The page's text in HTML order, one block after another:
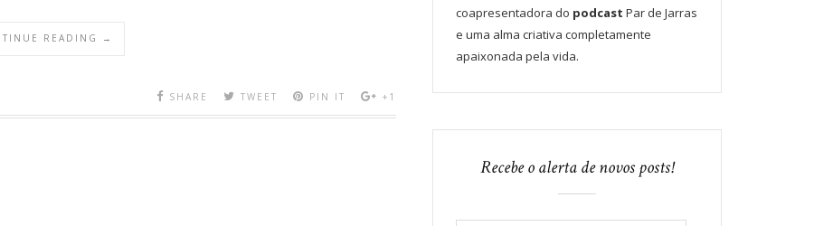
READING →
SHARE TWEET PIN IT +1
coapresentadora do podcast Par de Jarras
e uma alma criativa completamente
apaixonada pela vida.
Recebe o alerta de novos posts!